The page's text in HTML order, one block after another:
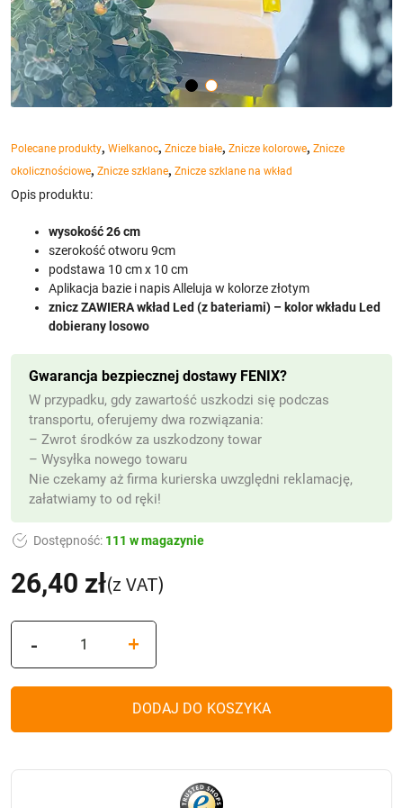
Polecane produkty, Wielkanoc, Znicze białe, Znicze kolorowe, Znicze
okolicznościowe, Znicze szklane, Znicze szklane na wkład
26,40 zł(z VAT)
Opis produktu:
wysokość 26 cm
szerokość otworu 9cm
podstawa 10 cm x 10 cm
Aplikacja bazie i napis Alleluja w kolorze złotym
znicz ZAWIERA wkład Led (z bateriami) – kolor wkładu Led
dobierany losowo
Dostępność: 111 w magazynie
Gwarancja bezpiecznej dostawy FENIX?
W przypadku, gdy zawartość uszkodzi się podczas
transportu, oferujemy dwa rozwiązania:
– Zwrot środków za uszkodzony towar
– Wysyłka nowego towaru
Nie czekamy aż firma kurierska uwzględni reklamację,
załatwiamy to od ręki!
-
Znicz
ZSz2/T
+
DODAJ DO KOSZYKA